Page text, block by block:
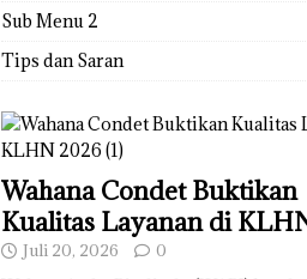
Sub Menu 2
Tips dan Saran
Wahana Condet Buktikan
Kualitas Layanan di
Juli 20, 2026 0